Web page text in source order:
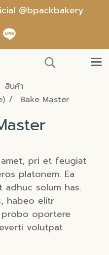
@bpackbakery
สินค้า
Bake Master
pri et feugiat
platonem. Ea
solum has.
habeo elitr
oportere
volutpat